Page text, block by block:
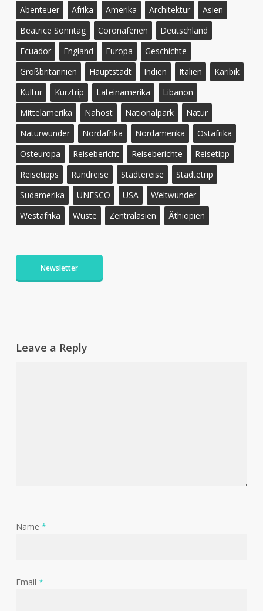
Abenteuer Afrika Amerika Architektur
Asien
Beatrice Sonntag
Coronaferien
Deutschland
Ecuador
England Europa
Geschichte
Großbritannien
Hauptstadt Indien Italien
Karibik
Kultur
Kurztrip Lateinamerika
Libanon
Mittelamerika
Nahost Nationalpark
Natur
Naturwunder
Nordafrika Nordamerika
Ostafrika
Osteuropa
Reisebericht Reiseberichte
Reisetipp
Reisetipps
Rundreise Städtereise
Städtetrip
Südamerika
UNESCO USA
Weltwunder
Westafrika
Wüste Zentralasien Äthiopien
Newsletter
Leave a Reply
Name *
Email *